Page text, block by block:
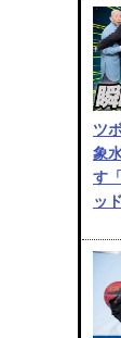
ツ
象
す
ッド